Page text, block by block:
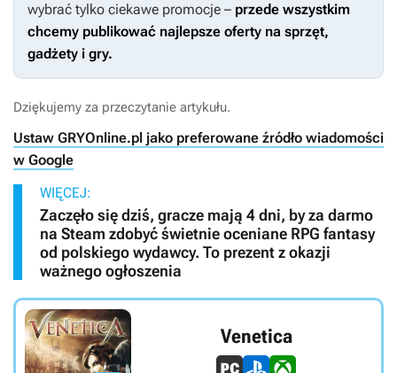
wybrać tylko ciekawe promocje – przede wszystkim
chcemy publikować najlepsze oferty na sprzęt,
gadżety i gry.
Dziękujemy za przeczytanie artykułu.
Ustaw GRYOnline.pl jako preferowane źródło wiadomości
w Google
WIĘCEJ:
Zaczęło się dziś, gracze mają 4 dni, by za darmo
na Steam zdobyć świetnie oceniane RPG fantasy
od polskiego wydawcy. To prezent z okazji
ważnego ogłoszenia
Venetica